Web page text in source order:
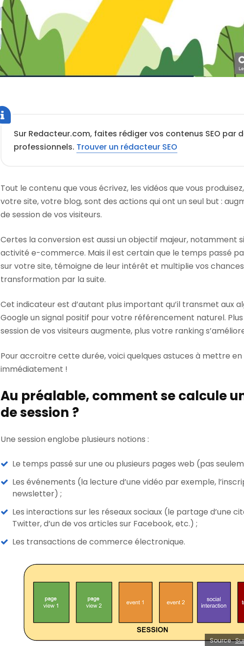
Sur Redacteur.com, faites rédiger vos contenus SEO par
professionnels. Trouver un rédacteur SEO
Tout le contenu que vous écrivez, les vidéos que vous
votre site, votre blog, sont des actions qui ont un seul but :
de session de vos visiteurs.
Certes la conversion est aussi un objectif majeur, notamment
activité e-commerce. Mais il est certain que le temps passé
sur votre site, témoigne de leur intérêt et multiplie vos
transformation par la suite.
Cet indicateur est d’autant plus important qu’il transmet aux
Google un signal positif pour votre référencement naturel.
session de vos visiteurs augmente, plus votre ranking
Pour accroitre cette durée, voici quelques astuces à mettre
immédiatement !
Au préalable, comment se calcule
de session ?
Une session englobe plusieurs notions :
Le temps passé sur une ou plusieurs pages web (pas
Les événements (la lecture d’une vidéo par exemple,
newsletter) ;
Les interactions sur les réseaux sociaux (le partage d’une
Twitter, d’un de vos articles sur Facebook, etc.) ;
Les transactions de commerce électronique.
Source :